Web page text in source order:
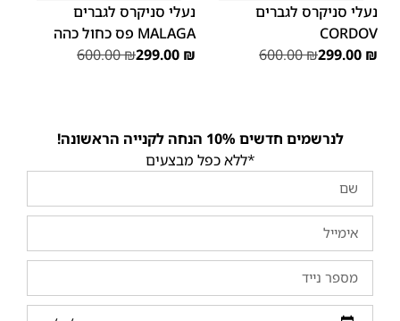
נעלי סניקרס לגברים
CORDOV
600.00₪299.00 ₪
נעלי סניקרס לגברים
MALAGA פס כחול כהה
600.00₪299.00 ₪
לנרשמים חדשים 10% הנחה לקנייה הראשונה!
*ללא כפל מבצעים